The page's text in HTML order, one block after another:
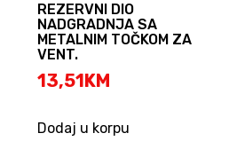
REZERVNI DIO
NADGRADNJA SA
METALNIM TOČKOM ZA
VENT.
13,51KM
Dodaj u korpu